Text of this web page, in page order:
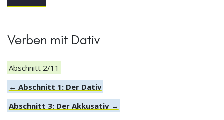
Verben mit Dativ
Abschnitt 2/11
← Abschnitt 1: Der Dativ
Abschnitt 3: Der Akkusativ →